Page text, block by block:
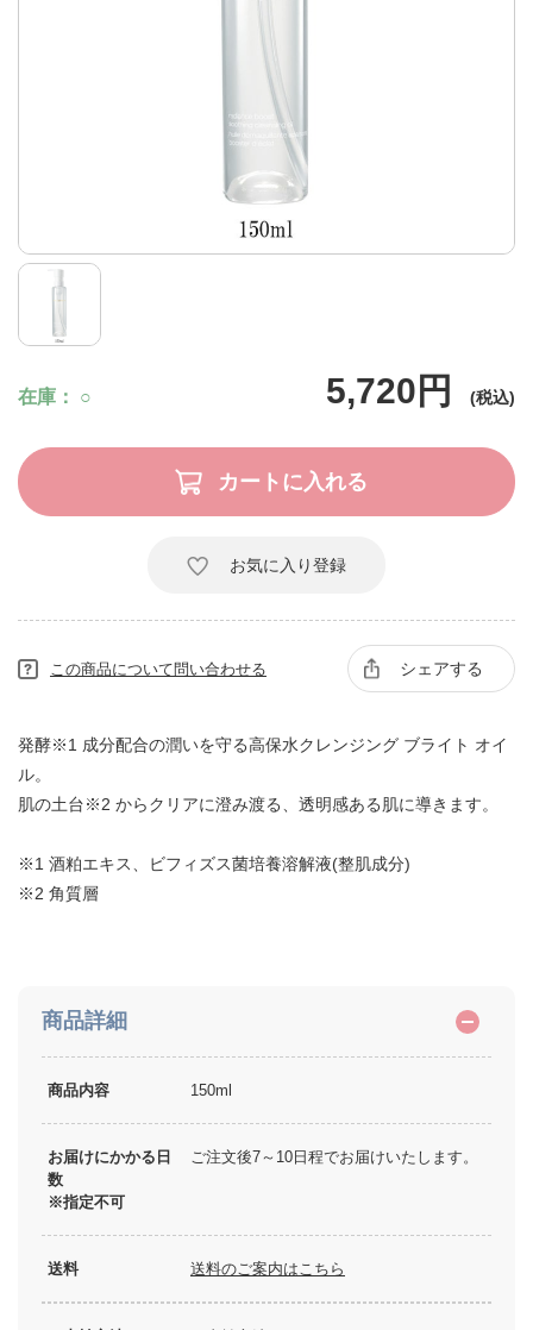
在庫 ○ 5,720円
お気に入り登録
この商品について問い合わせる シェアする
発酵※1 成分配合の潤いを守る高保水クレンジング ブライト オイ
ル。
肌の土台※2 からクリアに澄み渡る、透明感ある肌に導きます。
※1 酒粕エキス、ビフィズス菌培養溶解液(整肌成分)
※2 角質層
商品詳細
商品内容 150ml
お届けにかかる日
数
※指定不可
ご注文後7～10日程でお届けいたします。
送料 送料のご案内はこちら